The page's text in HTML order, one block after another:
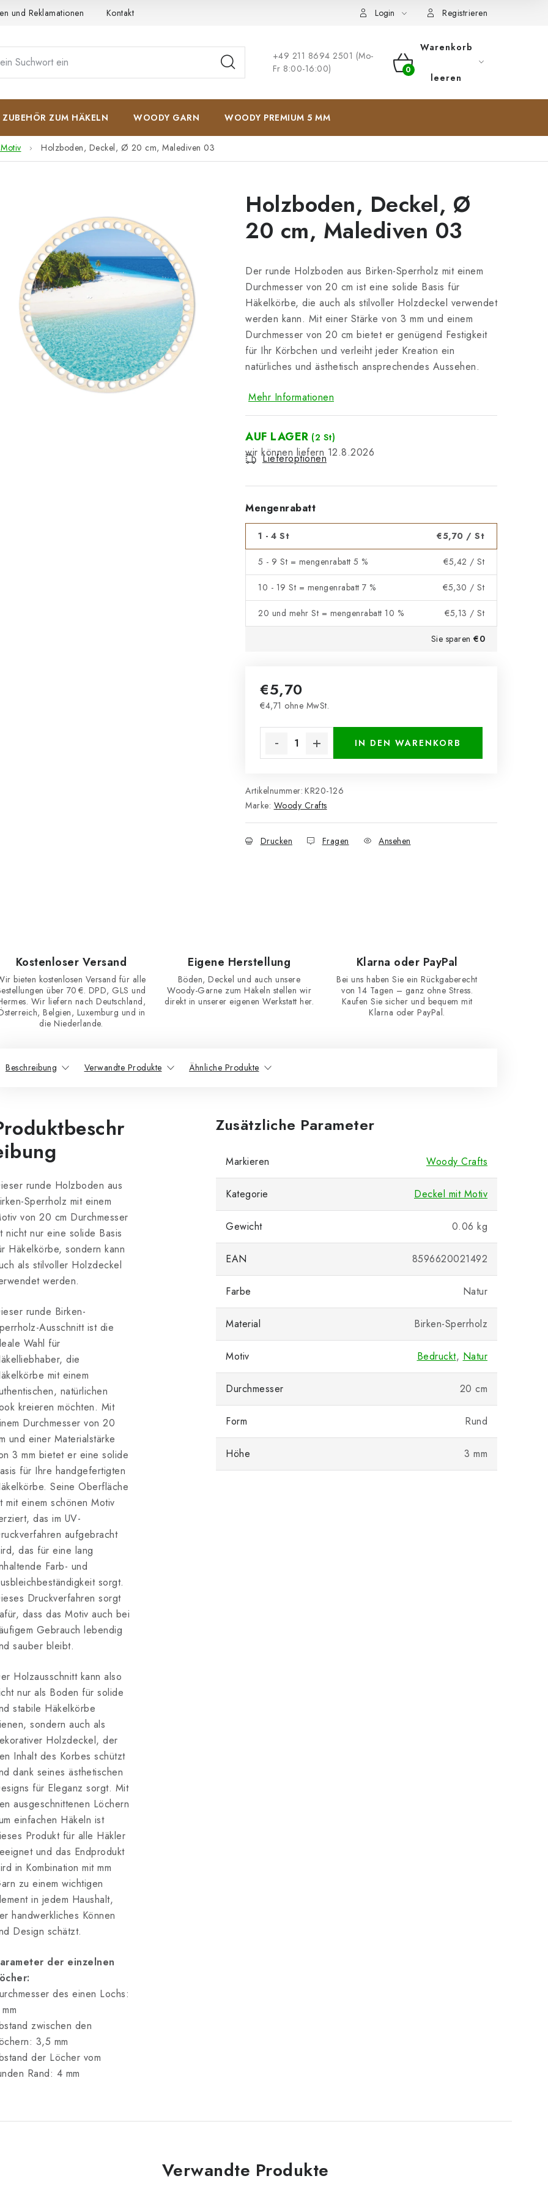
und Reklamationen Kontakt Login Registrieren
+49 211 8694 2501 (Mo-
Fr 8:00-16:00)
WARENKORB
Warenkorb
leeren
ZUBEHÖR ZUM HÄKELN WOODY GARN WOODY PREMIUM 5 MM
Holzboden, Deckel, Ø 20 cm, Malediven 03
Holzboden, Deckel, Ø
20 cm, Malediven 03
Der runde Holzboden aus Birken-Sperrholz mit einem
Durchmesser von 20 cm ist eine solide Basis für
Häkelkörbe, die auch als stilvoller Holzdeckel verwendet
werden kann. Mit einer Stärke von 3 mm und einem
Durchmesser von 20 cm bietet er genügend Festigkeit
für Ihr Körbchen und verleiht jeder Kreation ein
natürliches und ästhetisch ansprechendes Aussehen.
Mehr Informationen
AUF LAGER (2 St)
12.8.2026
Lieferoptionen
Mengenrabatt
1 - 4 St €5,70 / St
5 - 9 St = mengenrabatt 5 % €5,42 / St
10 - 19 St = mengenrabatt 7 % €5,30 / St
20 und mehr St = mengenrabatt 10 % €5,13 / St
Sie sparen €0
€5,70
€4,71 ohne MwSt.
IN DEN WARENKORB
Artikelnummer: KR20-126
Marke: Woody Crafts
Drucken Fragen Ansehen
Kostenloser Versand
bieten kostenlosen Versand für alle
über 70 €. DPD, GLS und
Wir liefern nach Deutschland,
Belgien, Luxemburg und in
die Niederlande.
Eigene Herstellung
Böden, Deckel und auch unsere
Woody-Garne zum Häkeln stellen wir
direkt in unserer eigenen Werkstatt her.
Klarna oder PayPal
Bei uns haben Sie ein Rückgaberecht
von 14 Tagen – ganz ohne Stress.
Kaufen Sie sicher und bequem mit
Klarna oder PayPal.
Beschreibung Verwandte Produkte Ähnliche Produkte
runde Holzboden aus
Sperrholz mit einem
von 20 cm Durchmesser
nicht nur eine solide Basis
Häkelkörbe, sondern kann
als stilvoller Holzdeckel
werden.
runde Birken-
Ausschnitt ist die
Wahl für
die
mit einem
natürlichen
kreieren möchten. Mit
Durchmesser von 20
und einer Materialstärke
3 mm bietet er eine solide
für Ihre handgefertigten
Seine Oberfläche
mit einem schönen Motiv
das im UV-
aufgebracht
das für eine lang
Farb- und
sorgt.
Druckverfahren sorgt
dass das Motiv auch bei
Gebrauch lebendig
sauber bleibt.
Holzausschnitt kann also
nur als Boden für solide
stabile Häkelkörbe
sondern auch als
Holzdeckel, der
Inhalt des Korbes schützt
dank seines ästhetischen
für Eleganz sorgt. Mit
ausgeschnittenen Löchern
einfachen Häkeln ist
Produkt für alle Häkler
und das Endprodukt
in Kombination mit mm
zu einem wichtigen
in jedem Haushalt,
handwerkliches Können
Design schätzt.
der einzelnen
des einen Lochs:
zwischen den
3,5 mm
der Löcher vom
Rand: 4 mm
Zusätzliche Parameter
Markieren Woody Crafts
Kategorie Deckel mit Motiv
Gewicht 0.06 kg
EAN 8596620021492
Farbe Natur
Material Birken-Sperrholz
Motiv Bedruckt, Natur
Durchmesser 20 cm
Form Rund
Höhe 3 mm
Verwandte Produkte